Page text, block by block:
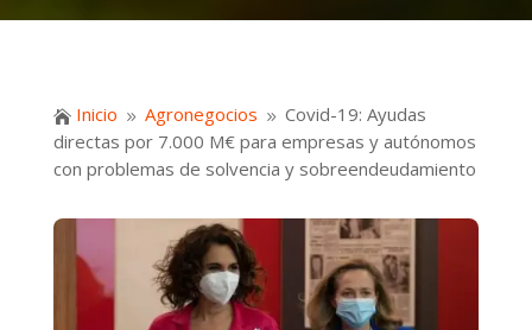
 Inicio 9 Agronegocios 9 Covid-19: Ayudas
directas por 7.000 M€ para empresas y autónomos
con problemas de solvencia y sobreendeudamiento